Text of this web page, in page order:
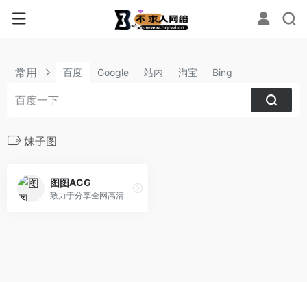
常用 百度 Google 站内 淘宝 Bing
妹子图
图图ACG
致力于分享全网高清好看的图片